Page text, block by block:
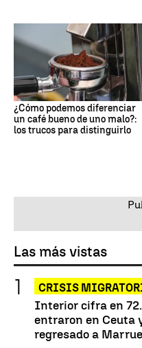
¿Cómo podemos diferenciar
un café bueno de uno malo?:
los trucos para distinguirlo
Las más vistas
CRISIS
Interior cifra en
entraron en Ceuta
regresado a